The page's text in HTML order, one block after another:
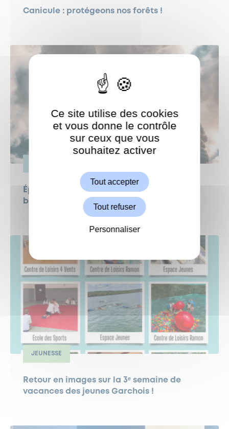
Canicule : protégeons nos forêts !
Épisode de pollution de l’air : adoptez les
bons réflexes
JEUNESSE
Retour en images sur la 3ᵉ semaine de
vacances des jeunes Garchois !
ShareThis est désactivé.
Ce site utilise des cookies
et vous donne le contrôle
sur ceux que vous
souhaitez activer
Tout accepter
Tout refuser
Personnaliser